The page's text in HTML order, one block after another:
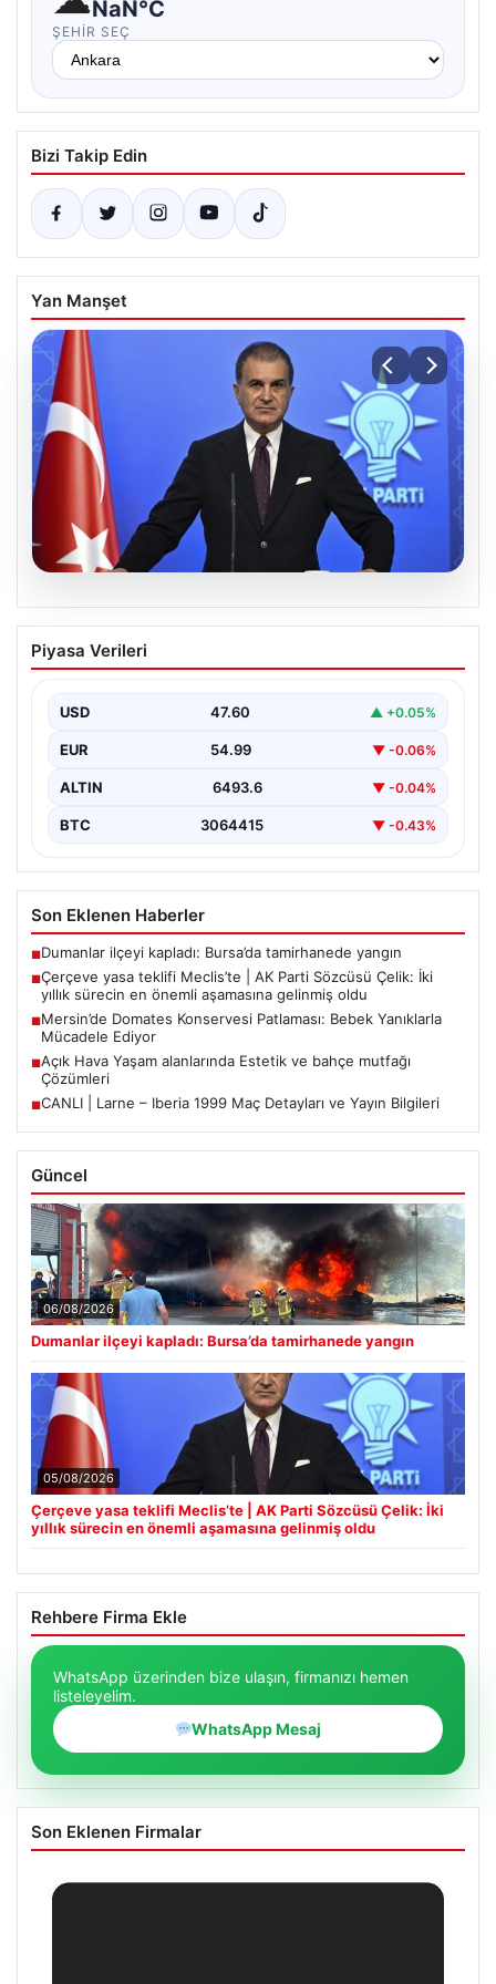
NaN°C
ŞEHIR SEÇ
Bizi Takip Edin
Yan Manşet
05.08.2026
Çerçeve yasa teklifi Meclis’te | AK Parti
Sözcüsü Çelik: İki yıllık sürecin en
Piyasa Verileri
USD 47.60 ▲ +0.05%
EUR 54.99 ▼ -0.06%
ALTIN 6493.6 ▼ -0.04%
BTC 3064415 ▼ -0.43%
Son Eklenen Haberler
■Dumanlar ilçeyi kapladı: Bursa’da tamirhanede yangın
■Çerçeve yasa teklifi Meclis’te | AK Parti Sözcüsü Çelik: İki
yıllık sürecin en önemli aşamasına gelinmiş oldu
■Mersin’de Domates Konservesi Patlaması: Bebek Yanıklarla
Mücadele Ediyor
■Açık Hava Yaşam alanlarında Estetik ve bahçe mutfağı
Çözümleri
■CANLI | Larne – Iberia 1999 Maç Detayları ve Yayın Bilgileri
Güncel
06/08/2026
Dumanlar ilçeyi kapladı: Bursa’da tamirhanede yangın
05/08/2026
Çerçeve yasa teklifi Meclis’te | AK Parti Sözcüsü Çelik: İki
yıllık sürecin en önemli aşamasına gelinmiş oldu
Rehbere Firma Ekle
WhatsApp üzerinden bize ulaşın, firmanızı hemen
listeleyelim.
WhatsApp Mesaj
Son Eklenen Firmalar